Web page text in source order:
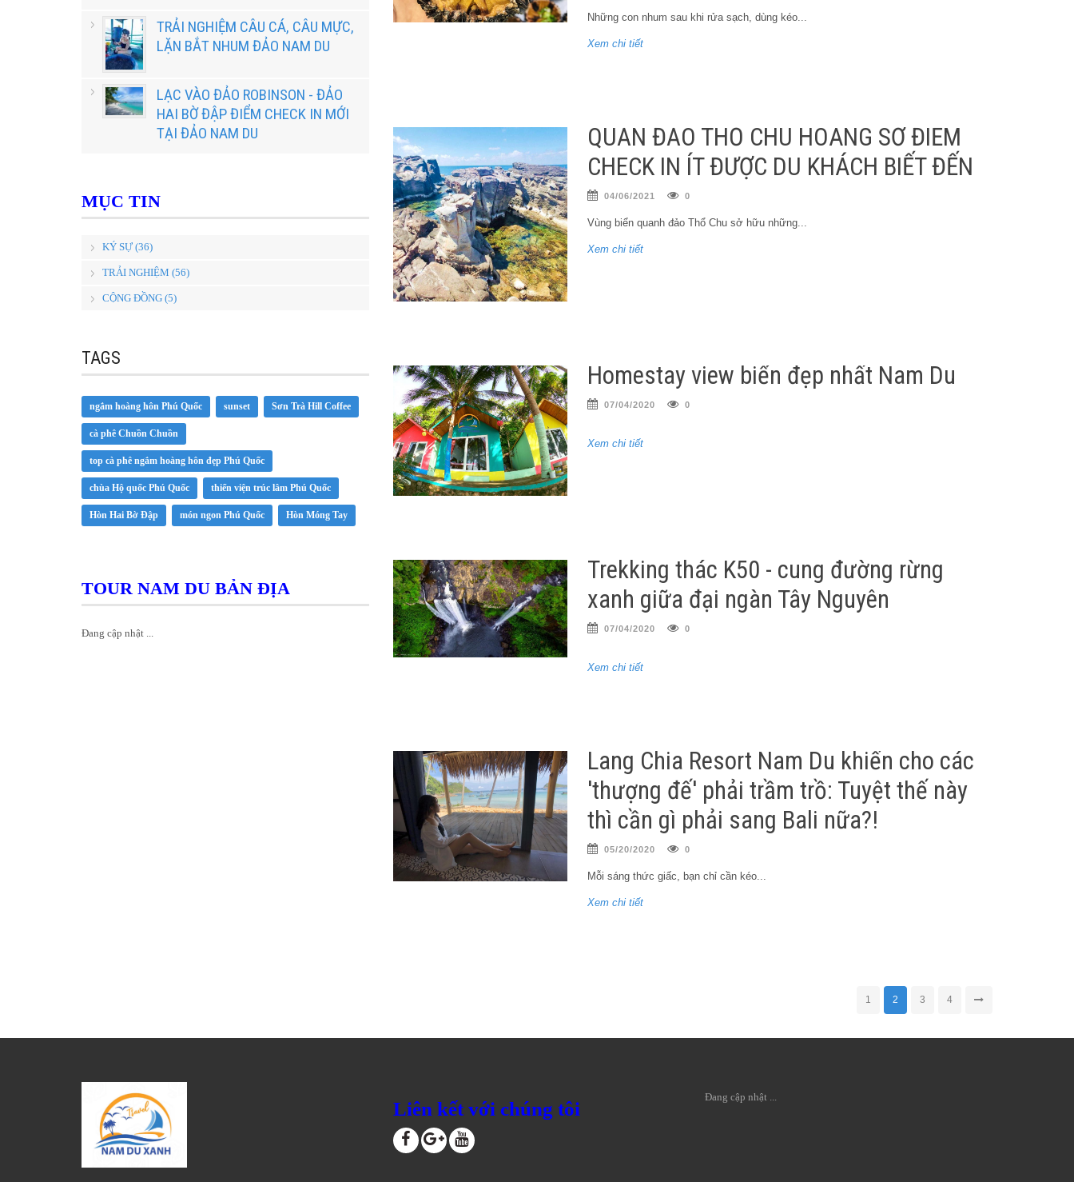
Những con nhum sau khi rửa sạch, dùng kéo...
Xem chi tiết
QUẦN ĐẢO THỔ CHU HOANG SƠ ĐIỂM
CHECK IN ÍT ĐƯỢC DU KHÁCH BIẾT ĐẾN
04/06/2021 0
Vùng biển quanh đảo Thổ Chu sở hữu những...
Xem chi tiết
Homestay view biển đẹp nhất Nam Du
07/04/2020 0
Xem chi tiết
Trekking thác K50 - cung đường rừng
xanh giữa đại ngàn Tây Nguyên
07/04/2020 0
Xem chi tiết
Lang Chia Resort Nam Du khiến cho các
'thượng đế' phải trầm trồ: Tuyệt thế này
thì cần gì phải sang Bali nữa?!
05/20/2020 0
Mỗi sáng thức giấc, bạn chỉ cần kéo...
Xem chi tiết
1 2 3 4
TRẢI NGHIỆM CÂU CÁ, CÂU MỰC,
LẶN BẮT NHUM ĐẢO NAM DU
LẠC VÀO ĐẢO ROBINSON - ĐẢO
HAI BỜ ĐẬP ĐIỂM CHECK IN MỚI
TẠI ĐẢO NAM DU
MỤC TIN
KÝ SỰ (36)
TRẢI NGHIỆM (56)
CỘNG ĐỒNG (5)
TAGS
ngắm hoàng hôn Phú Quốc sunset Sơn Trà Hill Coffee
cà phê Chuồn Chuồn
top cà phê ngắm hoàng hôn đẹp Phú Quốc
chùa Hộ quốc Phú Quốc thiển viện trúc lâm Phú Quốc
Hòn Hai Bờ Đập món ngon Phú Quốc Hòn Móng Tay
TOUR NAM DU BẢN ĐỊA
Đang cập nhật ...
Liên kết với chúng tôi
Đang cập nhật ...